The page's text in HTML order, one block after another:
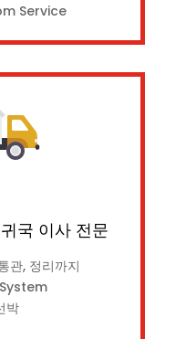
Service
국 이사 전문
관, 정리까지
박